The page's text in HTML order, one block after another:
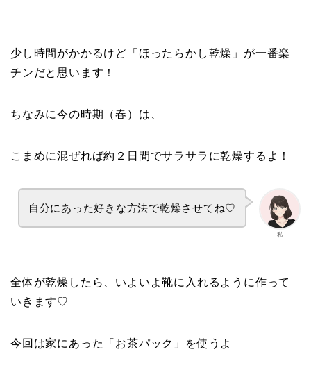
少し時間がかかるけど「ほったらかし乾燥」が一番楽
チンだと思います！
ちなみに今の時期（春）は、
こまめに混ぜれば約２日間でサラサラに乾燥するよ！
私
自分にあった好きな方法で乾燥させてね♡
全体が乾燥したら、いよいよ靴に入れるように作って
いきます♡
今回は家にあった「お茶パック」を使うよ